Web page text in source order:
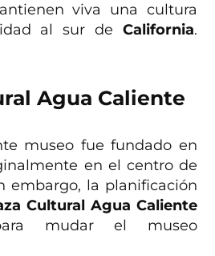
viva una cultura
al sur de California.
Agua Caliente
museo fue fundado en
en el centro de
embargo, la planificación
Cultural Agua Caliente
mudar el museo